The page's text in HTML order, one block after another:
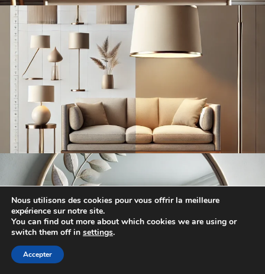
Nous utilisons des cookies pour vous offrir la meilleure
expérience sur notre site.
You can find out more about which cookies we are using or
switch them off in settings.
Accepter